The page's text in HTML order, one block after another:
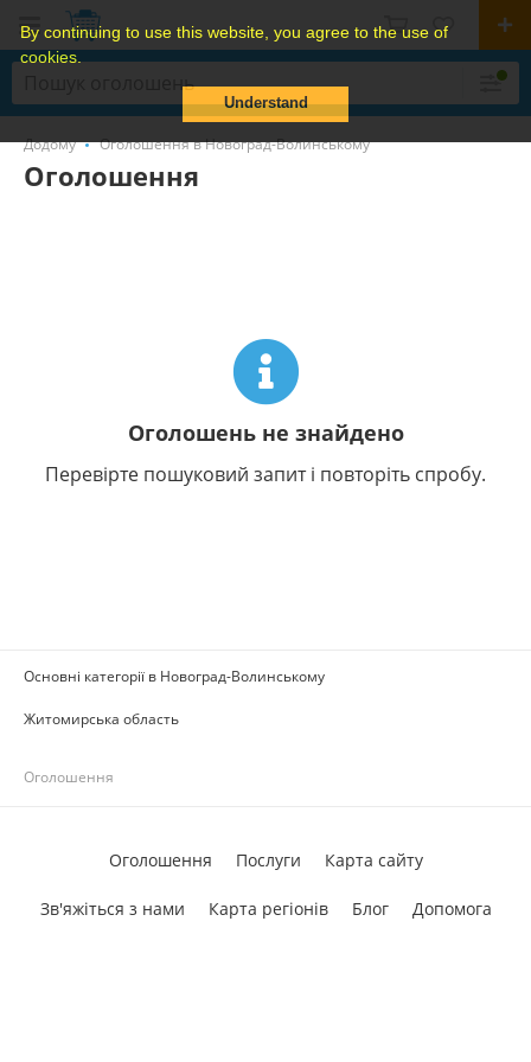
By continuing to use this website, you agree to the use of
cookies.
Understand
Додому Оголошення в Новоград-Волинському
Оголошення
Оголошень не знайдено
Перевірте пошуковий запит і повторіть спробу.
Основні категорії в Новоград-Волинському
Житомирська область
Оголошення
Оголошення Послуги Карта сайту
Зв'яжіться з нами Карта регіонів Блог Допомога